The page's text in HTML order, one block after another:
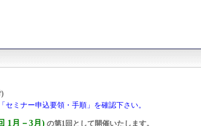
)
セミナー申込要領・手順」を確認下さい。
1月－3月) の第1回として開催いたします。